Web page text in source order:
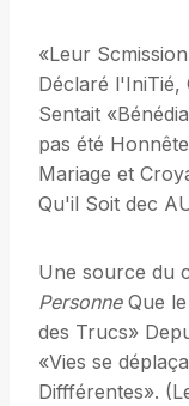
«Leur
Déclaré l'IniTié,
Sentait
pas été
Mariage et
Qu'il Soit dec
Une source du
PersonneQue le
des Trucs»
«Vies se
Diffférentes».